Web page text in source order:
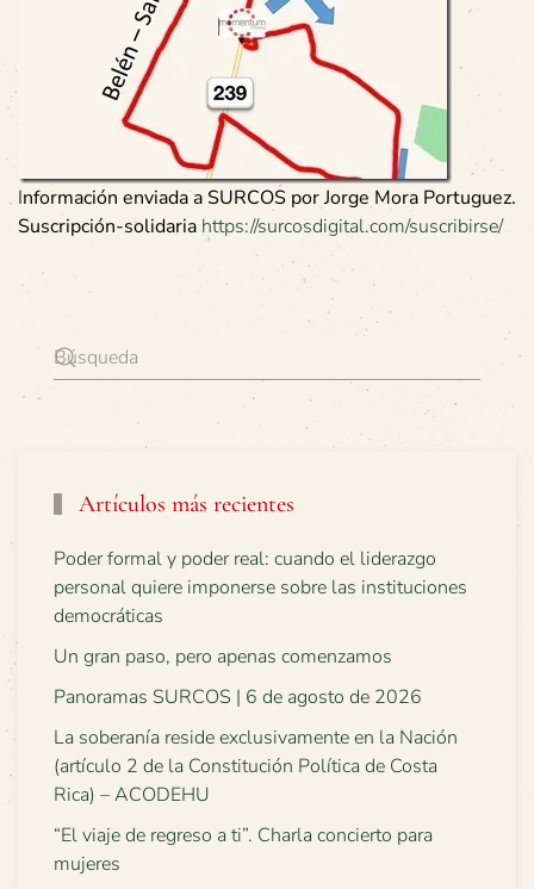
Información enviada a SURCOS porJorge Mora Portuguez.
Suscripción-solidaria https://surcosdigital.com/suscribirse/
Artículos más recientes
Poder formal y poder real: cuando el liderazgo
personal quiere imponerse sobre las instituciones
democráticas
Un gran paso, pero apenas comenzamos
Panoramas SURCOS | 6 de agosto de 2026
La soberanía reside exclusivamente en la Nación
(artículo 2 de la Constitución Política de Costa
Rica) – ACODEHU
“El viaje de regreso a ti”. Charla concierto para
mujeres